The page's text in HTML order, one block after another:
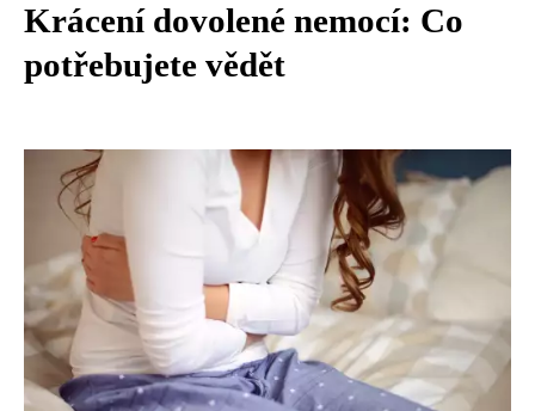
Krácení dovolené nemocí: Co
potřebujete vědět